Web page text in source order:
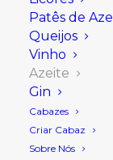
Patês de
Queijos
Vinho
Azeite
Gin
Cabazes
Criar Cabaz
Sobre Nós